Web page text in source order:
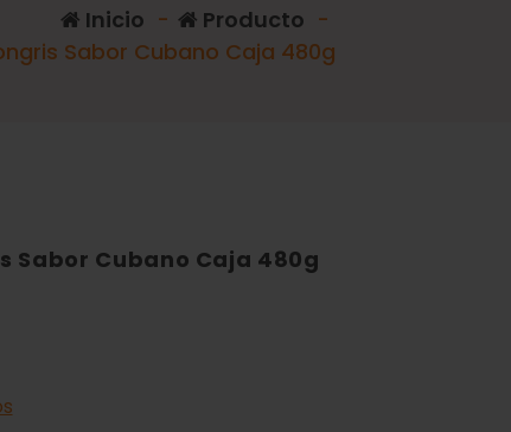
Inicio - Producto -
Sabor Cubano Caja 480g
Sabor Cubano Caja 480g